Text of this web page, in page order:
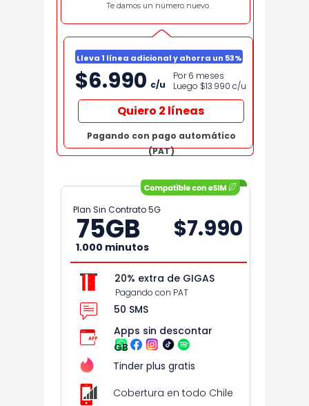
75GB
1.000 minutos
$7.990
Plan Sin Contrato 5G
50 SMS
Apps sin descontar
GB
Tinder plus gratis
20% extra de GIGAS
Pagando con PAT
Cobertura en todo Chile
Quiero 2 líneas
Pagando con pago automático
(PAT)
Por 6 meses
Luego $13.990 c/u
$6.990 c/u
Lleva 1 línea adicional y ahorra un 53%
Te damos un número nuevo.